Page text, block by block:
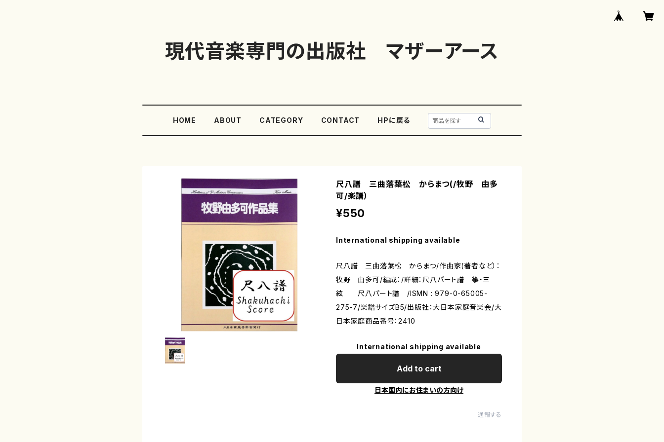
現代音楽専門の出版社 マザーアース
HOME ABOUT CATEGORY CONTACT HPに戻る
尺八譜 三曲落葉松 からまつ(/牧野 由多
可/楽譜）
¥550
International shipping available
尺八譜 三曲落葉松 からまつ/作曲家(著者など）：
牧野 由多可/編成：/詳細：尺八パート譜 箏・三
絃 尺八パート譜 /ISMN : 979-0-65005-
275-7/楽譜サイズB5/出版社：大日本家庭音楽会/大
日本家庭商品番号：2410
International shipping available
Add to cart
日本国内にお住まいの方向け
通報する